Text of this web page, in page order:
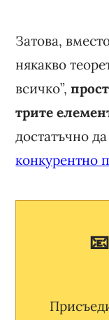
Затова,
някакво
всичко”,
трите
достатъчно
конкурентно